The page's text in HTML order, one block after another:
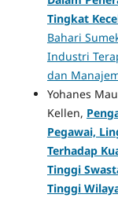
Tingkat
Bahari
Industri
dan
Yohanes
Kellen,
Pegawai,
Terhadap
Tinggi
Tinggi